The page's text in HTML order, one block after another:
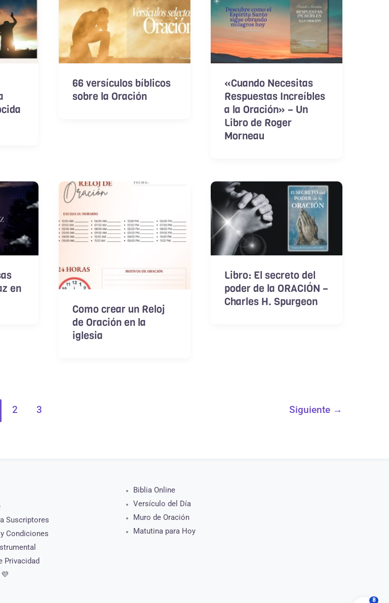
66 versículos bíblicos
sobre la Oración
«Cuando Necesitas
Respuestas Increíbles
a la Oración» – Un
Libro de Roger
Morneau
en
Como crear un Reloj
de Oración en la
iglesia
Libro: El secreto del
poder de la ORACIÓN –
Charles H. Spurgeon
2 3 Siguiente →
Suscriptores
Condiciones
Privacidad
Biblia Online
Versículo del Día
Muro de Oración
Matutina para Hoy
8